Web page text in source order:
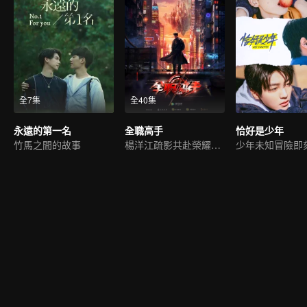
全7集
永遠的第一名
竹馬之間的故事
全40集
全職高手
楊洋江疏影共赴榮耀之路
恰好是少年
少年未知冒險即